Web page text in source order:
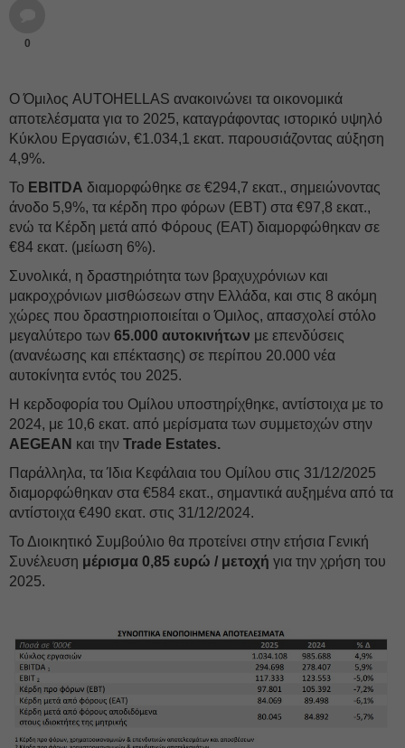
0
Ο Όμιλος AUTOHELLAS ανακοινώνει τα οικονομικά
αποτελέσματα για το 2025, καταγράφοντας ιστορικό υψηλό
Κύκλου Εργασιών, €1.034,1 εκατ. παρουσιάζοντας αύξηση
4,9%.
Το EBITDA διαμορφώθηκε σε €294,7 εκατ., σημειώνοντας
άνοδο 5,9%, τα κέρδη προ φόρων (ΕΒΤ) στα €97,8 εκατ.,
ενώ τα Κέρδη μετά από Φόρους (ΕΑΤ) διαμορφώθηκαν σε
€84 εκατ. (μείωση 6%).
Συνολικά, η δραστηριότητα των βραχυχρόνιων και
μακροχρόνιων μισθώσεων στην Ελλάδα, και στις 8 ακόμη
χώρες που δραστηριοποιείται ο Όμιλος, απασχολεί στόλο
μεγαλύτερο των 65.000 αυτοκινήτων με επενδύσεις
(ανανέωσης και επέκτασης) σε περίπου 20.000 νέα
αυτοκίνητα εντός του 2025.
Η κερδοφορία του Ομίλου υποστηρίχθηκε, αντίστοιχα με το
2024, με 10,6 εκατ. από μερίσματα των συμμετοχών στην
AEGEAN και την Trade Estates.
Παράλληλα, τα Ίδια Κεφάλαια του Ομίλου στις 31/12/2025
διαμορφώθηκαν στα €584 εκατ., σημαντικά αυξημένα από τα
αντίστοιχα €490 εκατ. στις 31/12/2024.
Το Διοικητικό Συμβούλιο θα προτείνει στην ετήσια Γενική
Συνέλευση μέρισμα 0,85 ευρώ / μετοχή για την χρήση του
2025.